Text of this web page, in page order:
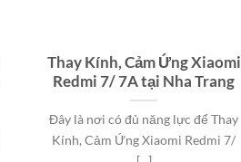
Thay Kính, Cảm Ứng Xiaomi
Redmi 7/ 7A tại Nha Trang
Đây là nơi có đủ năng lực để Thay
Kính, Cảm Ứng Xiaomi Redmi 7/